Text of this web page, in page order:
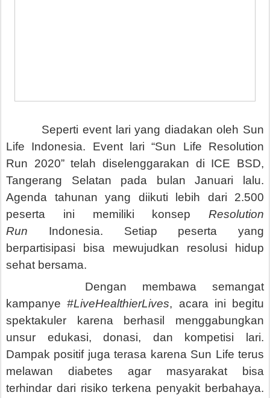
Seperti event lari yang diadakan oleh Sun
Life Indonesia. Event lari “Sun Life Resolution
Run 2020” telah diselenggarakan di ICE BSD,
Tangerang Selatan pada bulan Januari lalu.
Agenda tahunan yang diikuti lebih dari 2.500
peserta ini memiliki konsep Resolution
Run Indonesia. Setiap peserta yang
berpartisipasi bisa mewujudkan resolusi hidup
sehat bersama.
Dengan membawa semangat
kampanye#LiveHealthierLives, acara ini begitu
spektakuler karena berhasil menggabungkan
unsur edukasi, donasi, dan kompetisi lari.
Dampak positif juga terasa karena Sun Life terus
melawan diabetes agar masyarakat bisa
terhindar dari risiko terkena penyakit berbahaya.